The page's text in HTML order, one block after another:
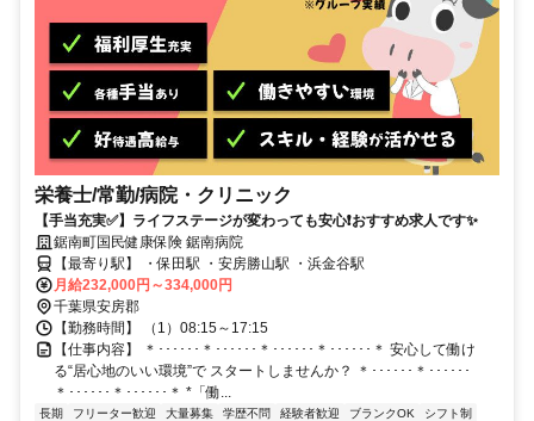
栄養士/常勤/病院・クリニック
【手当充実✅️】ライフステージが変わっても安心❗️おすすめ求人です✨
鋸南町国民健康保険 鋸南病院
【最寄り駅】 ・保田駅 ・安房勝山駅 ・浜金谷駅
月給232,000円～334,000円
千葉県安房郡
【勤務時間】 （1）08:15～17:15
【仕事内容】 ＊･･････＊･･････＊･･････＊･･････＊ 安心して働け
る“居心地のいい環境”で スタートしませんか？ ＊･･････＊･･････
＊･･････＊･･････＊ *「働...
長期 フリーター歓迎 大量募集 学歴不問 経験者歓迎 ブランクOK
シフト制